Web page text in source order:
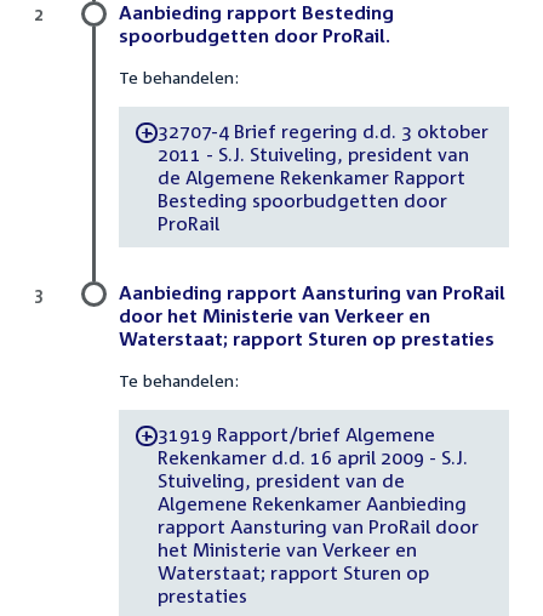
Aanbieding rapport Besteding
spoorbudgetten door ProRail.
Te behandelen:
-32707-4 Brief regering d.d. 3 oktober
2011 - S.J. Stuiveling, president van
de Algemene Rekenkamer Rapport
Besteding spoorbudgetten door
ProRail
2
Aanbieding rapport Aansturing van ProRail
door het Ministerie van Verkeer en
Waterstaat; rapport Sturen op prestaties
Te behandelen:
-31919 Rapport/brief Algemene
Rekenkamer d.d. 16 april 2009 - S.J.
Stuiveling, president van de
Algemene Rekenkamer Aanbieding
rapport Aansturing van ProRail door
het Ministerie van Verkeer en
Waterstaat; rapport Sturen op
prestaties
3